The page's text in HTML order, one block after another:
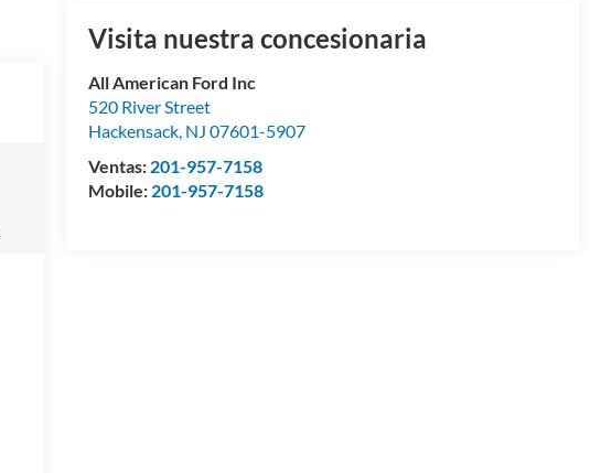
Visita nuestra concesionaria
All American Ford Inc
520 River Street
Hackensack, NJ 07601-5907
Ventas: 201-957-7158
Mobile: 201-957-7158